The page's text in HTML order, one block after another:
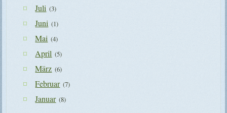
Juli (3)
Juni (1)
Mai (4)
April (5)
März (6)
Februar (7)
Januar (8)